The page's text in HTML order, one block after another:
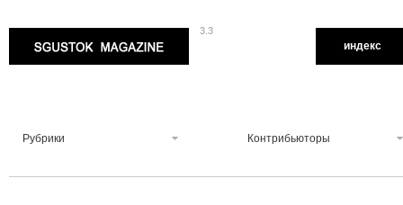
3.3
индекс
Рубрики Контрибьюторы